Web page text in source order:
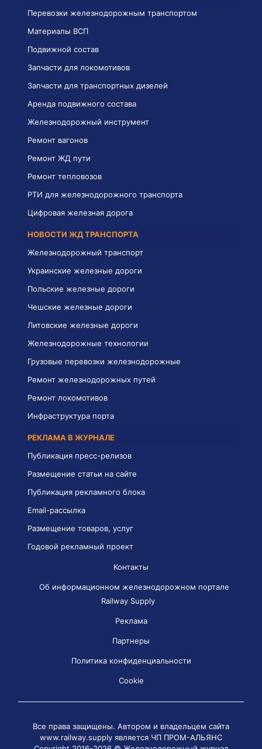
Перевозки железнодорожным транспортом
Материалы ВСП
Подвижной состав
Запчасти для локомотивов
Запчасти для транспортных дизелей
Аренда подвижного состава
Железнодорожный инструмент
Ремонт вагонов
Ремонт ЖД пути
Ремонт тепловозов
РТИ для железнодорожного транспорта
Цифровая железная дорога
НОВОСТИ ЖД ТРАНСПОРТА
Железнодорожный транспорт
Украинские железные дороги
Польские железные дороги
Чешские железные дороги
Литовские железные дороги
Железнодорожные технологии
Грузовые перевозки железнодорожные
Ремонт железнодорожных путей
Ремонт локомотивов
Инфраструктура порта
РЕКЛАМА В ЖУРНАЛЕ
Публикация пресс-релизов
Размещение статьи на сайте
Публикация рекламного блока
Email-рассылка
Размещение товаров, услуг
Годовой рекламный проект
Контакты
Об информационном железнодорожном портале
Railway Supply
Реклама
Партнеры
Политика конфиденциальности
Cookie
Все права защищены. Автором и владельцем сайта
www.railway.supply является ЧП ПРОМ-АЛЬЯНС